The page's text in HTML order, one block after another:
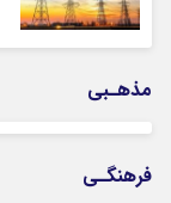
مذهـبی
فرهنگـی